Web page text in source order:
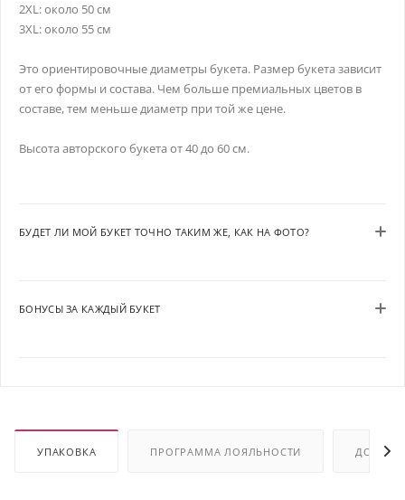
2XL: около 50 см
3XL: около 55 см
Это ориентировочные диаметры букета. Размер букета зависит
от его формы и состава. Чем больше премиальных цветов в
составе, тем меньше диаметр при той же цене.
Высота авторского букета от 40 до 60 см.
БУДЕТ ЛИ МОЙ БУКЕТ ТОЧНО ТАКИМ ЖЕ, КАК НА ФОТО?
БОНУСЫ ЗА КАЖДЫЙ БУКЕТ
УПАКОВКА ПРОГРАММА ЛОЯЛЬНОСТИ